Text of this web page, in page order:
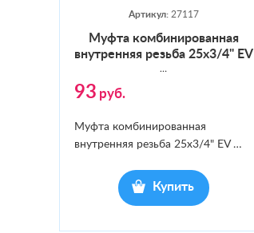
Артикул: 27117
Муф­та ком­би­ниро­ван­ная
внут­ренняя резь­ба 25x3/4" EV
…
93 руб.
Муфта комбинированная
внутренняя резьба 25x3/4" EV…
Купить